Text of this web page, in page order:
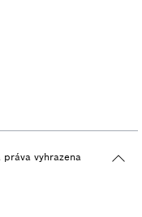
vyhrazena